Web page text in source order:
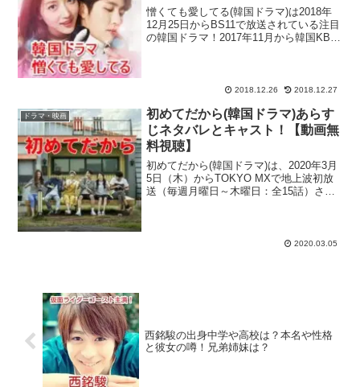
視聴！
憎くても愛してる(韓国ドラマ)は2018年
12月25日からBS11で放送されている注目
の韓国ドラマ！2017年11月から韓国KBS
2018.12.26 2018.12.27
ドラマ・映画
初めてだから(韓国ドラマ)あらす
じネタバレとキャスト！【動画無
料視聴】
初めてだから(韓国ドラマ)は、2020年3月
5日（木）からTOKYO MXで地上波初放
送（毎週月曜日～木曜日：全15話）され
2020.03.05
西銘駿の出身中学や高校は？本名や性格
と彼女の噂！兄弟姉妹は？